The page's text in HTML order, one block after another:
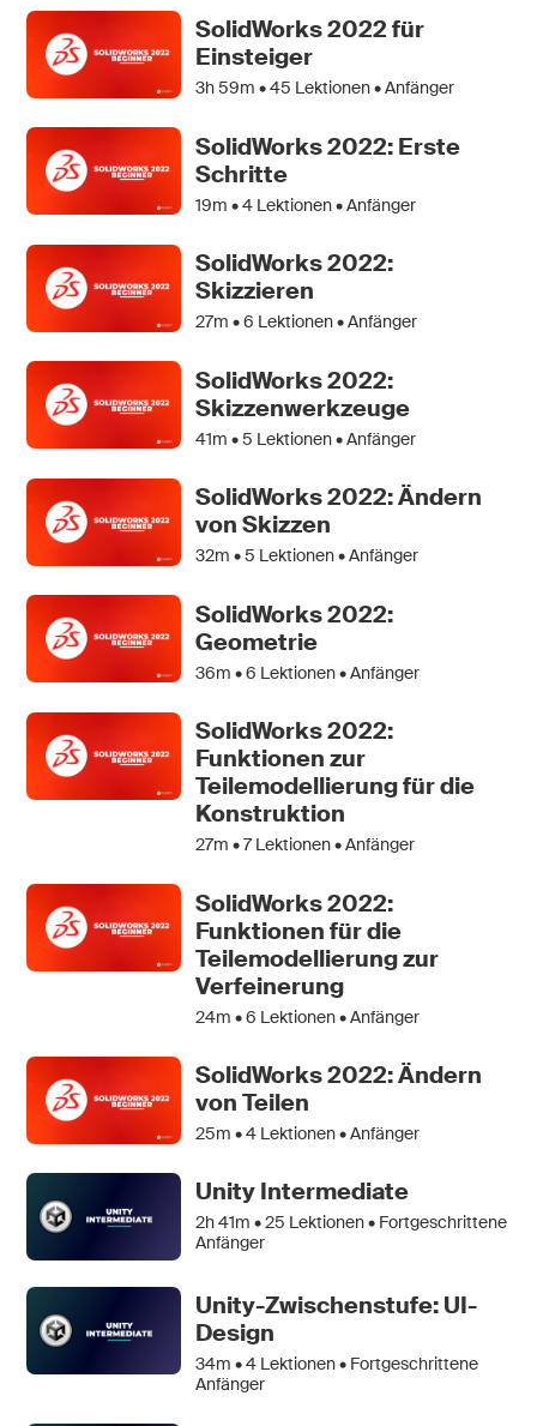
SolidWorks 2022 für
Einsteiger
3h 59m •45 Lektionen • Anfänger
SolidWorks 2022: Erste
Schritte
19m •4 Lektionen • Anfänger
SolidWorks 2022:
Skizzieren
27m •6 Lektionen • Anfänger
SolidWorks 2022:
Skizzenwerkzeuge
41m •5 Lektionen • Anfänger
SolidWorks 2022: Ändern
von Skizzen
32m •5 Lektionen • Anfänger
SolidWorks 2022:
Geometrie
36m •6 Lektionen • Anfänger
SolidWorks 2022:
Funktionen zur
Teilemodellierung für die
Konstruktion
27m •7Lektionen • Anfänger
SolidWorks 2022:
Funktionen für die
Teilemodellierung zur
Verfeinerung
24m •6 Lektionen • Anfänger
SolidWorks 2022: Ändern
von Teilen
25m •4 Lektionen • Anfänger
Unity Intermediate
2h 41m •25 Lektionen • Fortgeschrittene
Anfänger
Unity-Zwischenstufe: UI-
Design
34m •4 Lektionen • Fortgeschrittene
Anfänger